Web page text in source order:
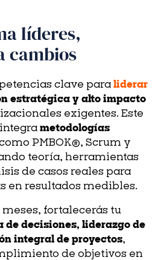
líderes,
cambios
clave para liderar
estratégica y alto impacto
exigentes. Este
metodologías
PMBOK®, Scrum y
teoría, herramientas
de casos reales para
en resultados medibles.
meses, fortalecerás tu
de decisiones, liderazgo de
integral de proyectos,
de objetivos en